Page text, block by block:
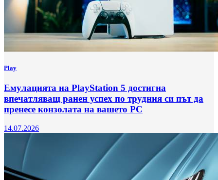
Play
Емулацията на PlayStation 5 достигна
впечатляващ ранен успех по трудния си път да
пренесе конзолата на вашето РС
14.07.2026